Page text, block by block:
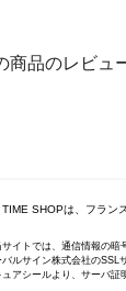
商品のレビュ
SHOPは、フラン
サイトでは、通信情報の暗
バルサイン株式会社のSSL
ュアシールより、サーバ証